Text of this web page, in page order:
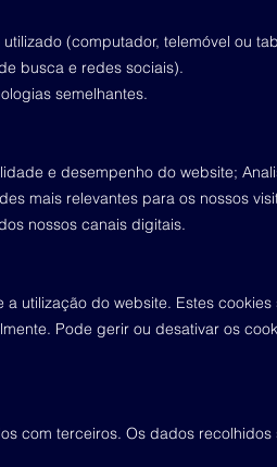
(computador, telemóvel ou
busca e redes sociais).
semelhantes.
e desempenho do website;
mais relevantes para os nossos
nossos canais digitais.
utilização do website. Estes
Pode gerir ou desativar os
com terceiros. Os dados